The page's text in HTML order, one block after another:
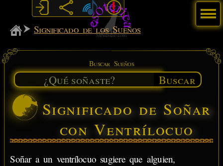
MiSabueso
Significado de los Sueños
Buscar Sueños
Buscar
Significado de Soñar
con Ventrílocuo
Soñar a un ventrílocuo sugiere que alguien,
Menú